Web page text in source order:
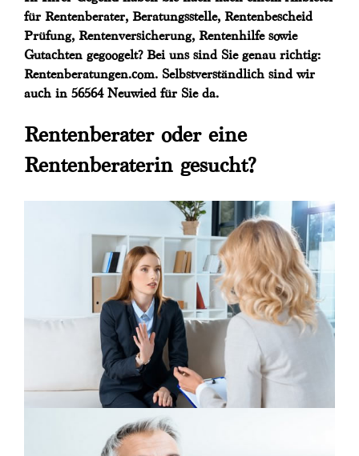
für Rentenberater, Beratungsstelle, Rentenbescheid
Prüfung, Rentenversicherung, Rentenhilfe sowie
Gutachten gegoogelt? Bei uns sind Sie genau richtig:
Rentenberatungen.com. Selbstverständlich sind wir
auch in 56564 Neuwied für Sie da.
Rentenberater oder eine
Rentenberaterin gesucht?